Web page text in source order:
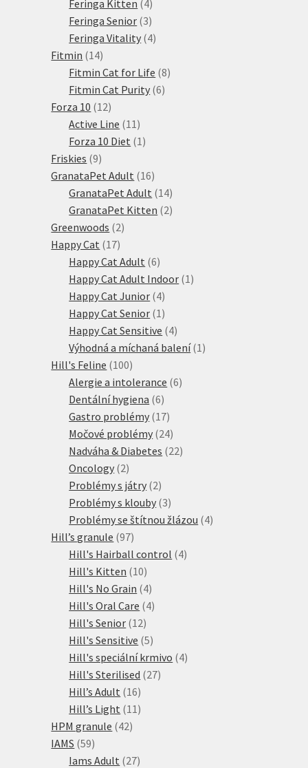
Feringa Kitten 4
produkty
Feringa Senior 33
produkty
Feringa Vitality 44
Fitmin 1414
produktů
Fitmin Cat for Life 88
Fitmin Cat Purity 66
Forza 10 1212
produktů
Active Line 11 11
produktů
Forza 10 Diet 1 1
Friskies 99
produktů
GranataPet Adult 1616
produktů
GranataPet Adult 1414
produktů
GranataPet Kitten 22
Greenwoods 22
Happy Cat 1717
produktů
Happy Cat Adult 66
produktů
Happy Cat Adult Indoor 1 1
Happy Cat Junior 44
produkty
Happy Cat Senior 1 1
produkt
Happy Cat Sensitive 44
produkty
Výhodná a míchaná balení 1 1
Hill's Feline 100100
produktů
Alergie a intolerance 66
Dentální hygiena 66
produktů
Gastro problémy 1717
produktů
Močové problémy 2424
produktů
Nadváha & Diabetes 2222
Oncology 22
produkty
Problémy s játry 22
produkty
Problémy s klouby 33
produkty
Problémy se štítnou žlázou 44
Hill’s granule 9797
produktů
Hill's Hairball control 44
Hill's Kitten 1010
produktů
Hill's No Grain 44
produkty
Hill's Oral Care 44
Hill's Senior 1212
produktů
Hill's Sensitive 55
produktů
Hill's speciální krmivo 44
Hill's Sterilised 2727
Hill’s Adult 1616
produktů
Hill’s Light 11 11
HPM granule 4242
IAMS 5959
produktů
Iams Adult 2727